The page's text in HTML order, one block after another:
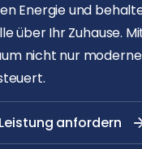
Energie und
über Ihr Zuhause.
nicht nur
Leistung anfordern